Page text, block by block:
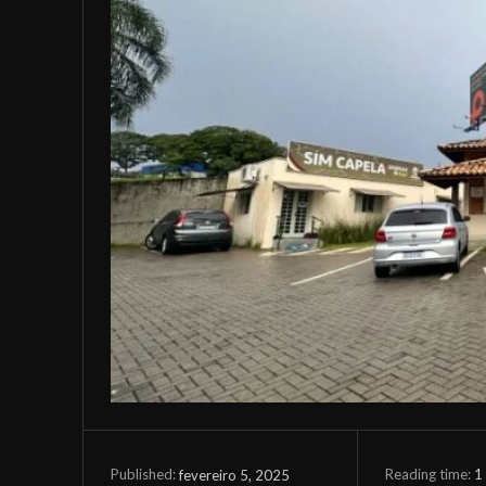
Published:fevereiro 5, 2025 Reading time: 1